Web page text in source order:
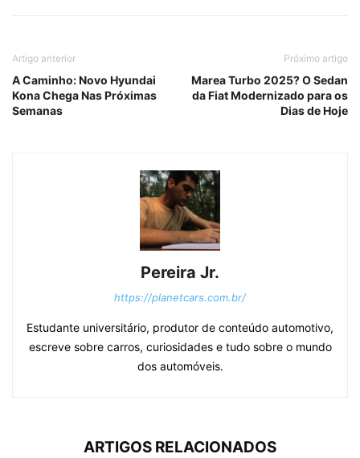
Artigo anterior
A Caminho: Novo Hyundai
Kona Chega Nas Próximas
Semanas
Próximo artigo
Marea Turbo 2025? O Sedan
da Fiat Modernizado para os
Dias de Hoje
Pereira Jr.
https://planetcars.com.br/
Estudante universitário, produtor de conteúdo automotivo,
escreve sobre carros, curiosidades e tudo sobre o mundo
dos automóveis.
ARTIGOS RELACIONADOS